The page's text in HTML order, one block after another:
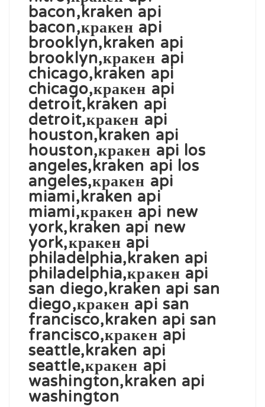
bacon,kraken api
bacon,кракен api
brooklyn,kraken api
brooklyn,кракен api
chicago,kraken api
chicago,кракен api
detroit,kraken api
detroit,кракен api
houston,kraken api
houston,кракен api los
angeles,kraken api los
angeles,кракен api
miami,kraken api
miami,кракен api new
york,kraken api new
york,кракен api
philadelphia,kraken api
philadelphia,кракен api
san diego,kraken api san
diego,кракен api san
francisco,kraken api san
francisco,кракен api
seattle,kraken api
seattle,кракен api
washington,kraken api
washington